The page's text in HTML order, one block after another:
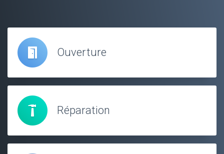
Ouverture
Réparation